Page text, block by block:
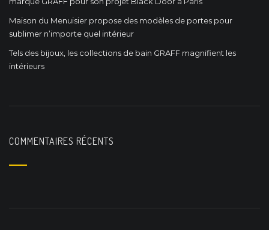
Maison du Menuisier propose des modèles de portes pour
sublimer n’importe quel intérieur
Tels des bijoux, les collections de bain GRAFF magnifient les
intérieurs
COMMENTAIRES RÉCENTS